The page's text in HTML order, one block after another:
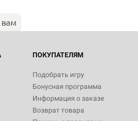
ПОКУПАТЕЛЯМ
Подобрать игру
Бонусная программа
Информация о заказе
Возврат товара